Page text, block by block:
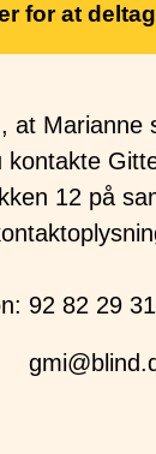
for at
at Marianne
kontakte
12 på
92 82 29 31